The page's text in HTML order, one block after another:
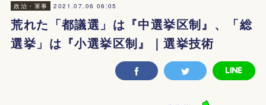
政治・軍事 2021.07.06 06:05
荒れた「都議選」は『中選挙区制』、「総
選挙」は『小選挙区制』｜選挙技術